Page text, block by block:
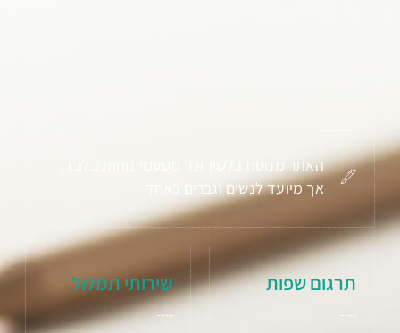
האתר מנוסח בלשון זכר מטעמי נוחות בלבד,
אך מיועד לנשים וגברים כאחד
תרגום שפות שירותי תמלול